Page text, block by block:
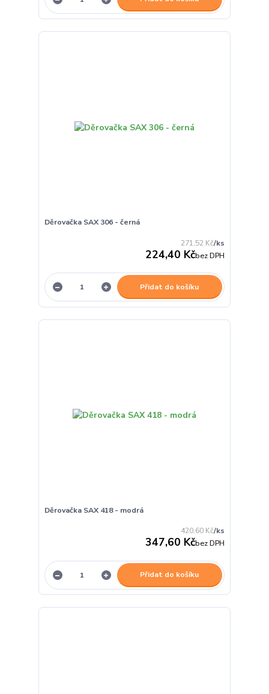
Děrovačka SAX 306 - černá
271,52 Kč/ks
224,40 Kčbez DPH
Přidat do košíku
Děrovačka SAX 418 - modrá
420,60 Kč/ks
347,60 Kčbez DPH
Přidat do košíku